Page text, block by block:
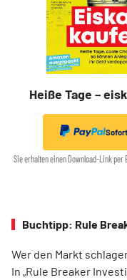
Heiße Tage –
Sie erhalten einen Download-Link per
Buchtipp: Rule
Wer den Markt
In „Rule Breaker